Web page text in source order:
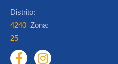
Distrito:
4240 Zona:
25